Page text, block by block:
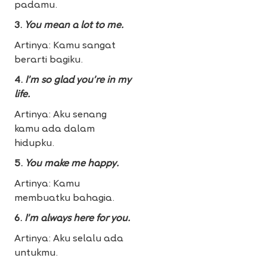
padamu.
3. You mean a lot to me.
Artinya: Kamu sangat
berarti bagiku.
4. I’m so glad you’re in my
life.
Artinya: Aku senang
kamu ada dalam
hidupku.
5. You make me happy.
Artinya: Kamu
membuatku bahagia.
6. I’m always here for you.
Artinya: Aku selalu ada
untukmu.